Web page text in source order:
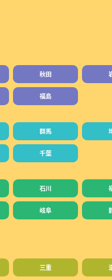
秋田
福島
群馬
千葉
石川
岐阜
三重